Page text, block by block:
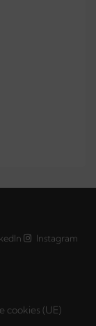
Instagram
cookies (UE)